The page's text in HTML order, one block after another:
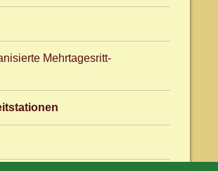
Mehrtagesritt-